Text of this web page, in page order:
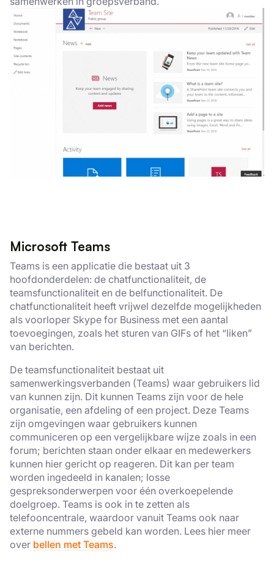
Microsoft Teams
Teams is een applicatie die bestaat uit 3
hoofdonderdelen: de chatfunctionaliteit, de
teamsfunctionaliteit en de belfunctionaliteit. De
chatfunctionaliteit heeft vrijwel dezelfde mogelijkheden
als voorloper Skype for Business met een aantal
toevoegingen, zoals het sturen van GIFs of het “liken”
van berichten.
De teamsfunctionaliteit bestaat uit
samenwerkingsverbanden (Teams) waar gebruikers lid
van kunnen zijn. Dit kunnen Teams zijn voor de hele
organisatie, een afdeling of een project. Deze Teams
zijn omgevingen waar gebruikers kunnen
communiceren op een vergelijkbare wijze zoals in een
forum; berichten staan onder elkaar en medewerkers
kunnen hier gericht op reageren. Dit kan per team
worden ingedeeld in kanalen; losse
gespreksonderwerpen voor één overkoepelende
doelgroep. Teams is ook in te zetten als
telefooncentrale, waardoor vanuit Teams ook naar
externe nummers gebeld kan worden. Lees hier meer
over bellen met Teams.